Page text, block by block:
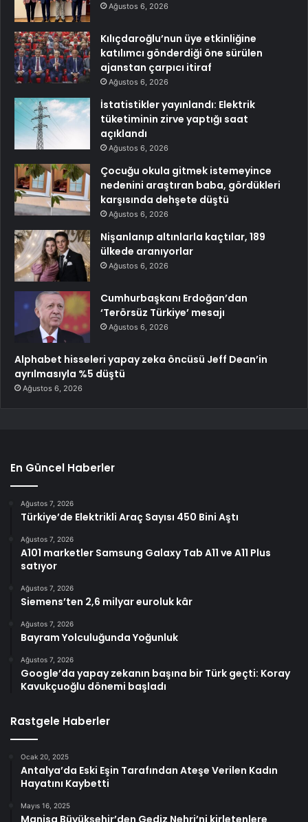
Ağustos 6, 2026
Kılıçdaroğlu’nun üye etkinliğine
katılımcı gönderdiği öne sürülen
ajanstan çarpıcı itiraf
Ağustos 6, 2026
İstatistikler yayınlandı: Elektrik
tüketiminin zirve yaptığı saat
açıklandı
Ağustos 6, 2026
Çocuğu okula gitmek istemeyince
nedenini araştıran baba, gördükleri
karşısında dehşete düştü
Ağustos 6, 2026
Nişanlanıp altınlarla kaçtılar, 189
ülkede aranıyorlar
Ağustos 6, 2026
Cumhurbaşkanı Erdoğan’dan
‘Terörsüz Türkiye’ mesajı
Ağustos 6, 2026
Alphabet hisseleri yapay zeka öncüsü Jeff Dean’in
ayrılmasıyla %5 düştü
Ağustos 6, 2026
En Güncel Haberler
Ağustos 7, 2026
Türkiye’de Elektrikli Araç Sayısı 450 Bini Aştı
Ağustos 7, 2026
A101 marketler Samsung Galaxy Tab A11 ve A11 Plus
satıyor
Ağustos 7, 2026
Siemens’ten 2,6 milyar euroluk kâr
Ağustos 7, 2026
Bayram Yolculuğunda Yoğunluk
Ağustos 7, 2026
Google’da yapay zekanın başına bir Türk geçti: Koray
Kavukçuoğlu dönemi başladı
Rastgele Haberler
Ocak 20, 2025
Antalya’da Eski Eşin Tarafından Ateşe Verilen Kadın
Hayatını Kaybetti
Mayıs 16, 2025